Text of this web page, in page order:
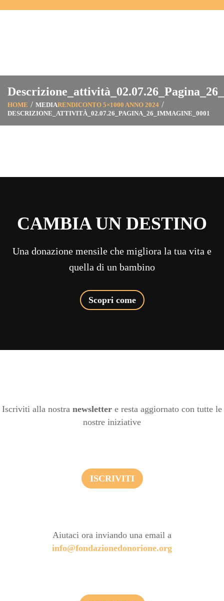
HOME MEDIARENDICONTO 5×1000 ANNO 2024
DESCRIZIONE_ATTIVITÀ_02.07.26_PAGINA_26_IMMAGINE_0001
CAMBIA UN DESTINO
Una donazione mensile che migliora la tua vita e
quella di un bambino
Scopri come
Iscriviti alla nostra newsletter e resta aggiornato con tutte le
nostre iniziative
ISCRIVITI
Aiutaci ora inviando una email a
info@fondazionedonorione.org